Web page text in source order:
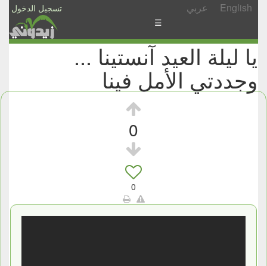
تسجيل الدخول عربي English
الأخبار
والمشاركات
☰
يا ليلة العيد آنستينا ...
وجددتي الأمل فينا
0
0